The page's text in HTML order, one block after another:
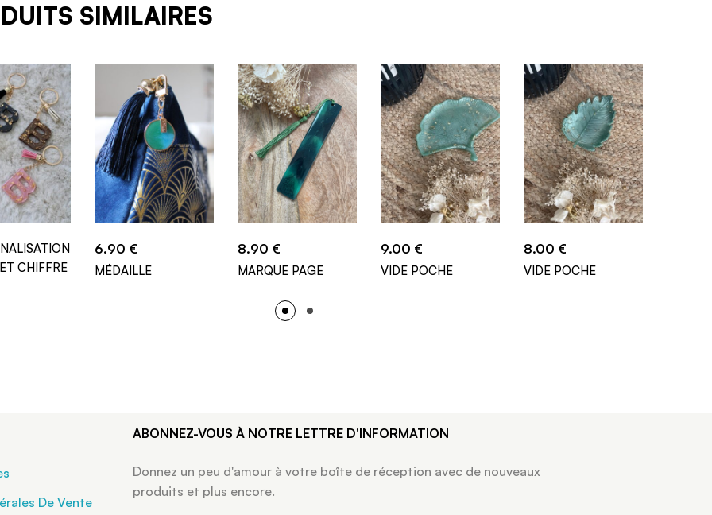
SIMILAIRES
CHIFFRE
6.90 €
MÉDAILLE
8.90 €
MARQUE PAGE
9.00 €
VIDE POCHE
8.00 €
VIDE POCHE
De Vente
ABONNEZ-VOUS À NOTRE LETTRE D'INFORMATION
Donnez un peu d'amour à votre boîte de réception avec de nouveaux
produits et plus encore.